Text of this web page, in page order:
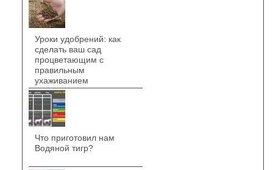
Уроки удобрений: как
сделать ваш сад
процветающим с
правильным
ухаживанием
Что приготовил нам
Водяной тигр?